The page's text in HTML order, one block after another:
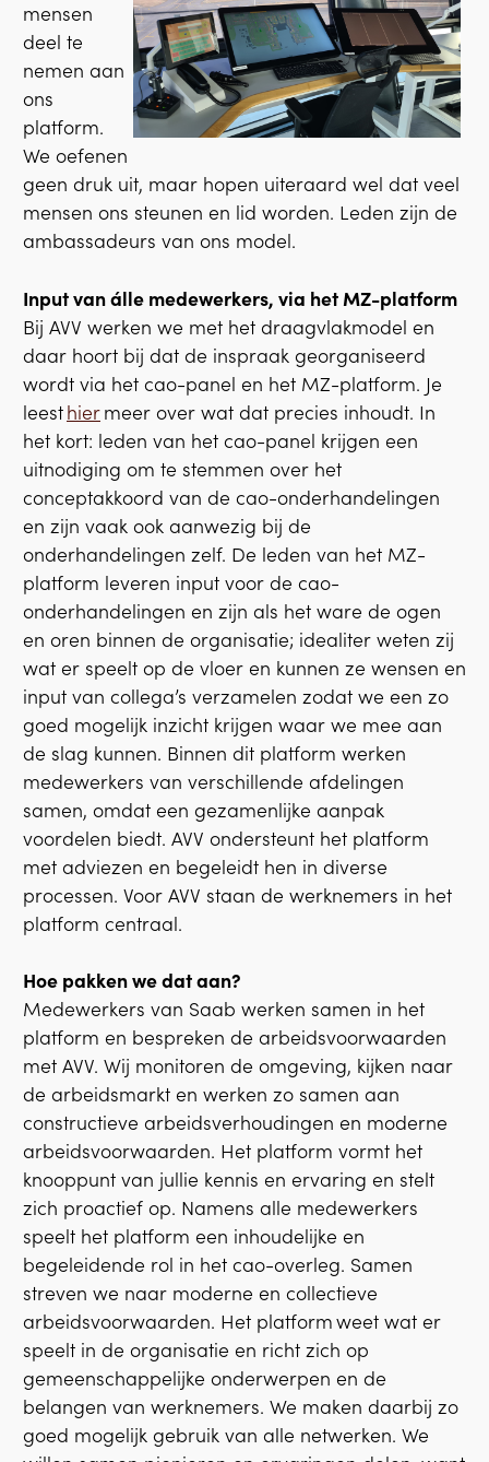
mensen
deel te
nemen aan
ons
platform.
We oefenen
geen druk uit, maar hopen uiteraard wel dat veel
mensen ons steunen en lid worden. Leden zijn de
ambassadeurs van ons model.
Input van álle medewerkers, via het MZ-platform
Bij AVV werken we met het draagvlakmodel en
daar hoort bij dat de inspraak georganiseerd
wordt via het cao-panel en het MZ-platform. Je
leesthiermeer over wat dat precies inhoudt. In
het kort: leden van het cao-panel krijgen een
uitnodiging om te stemmen over het
conceptakkoord van de cao-onderhandelingen
en zijn vaak ook aanwezig bij de
onderhandelingen zelf. De leden van het MZ-
platform leveren input voor de cao-
onderhandelingen en zijn als het ware de ogen
en oren binnen de organisatie; idealiter weten zij
wat er speelt op de vloer en kunnen ze wensen en
input van collega’s verzamelen zodat we een zo
goed mogelijk inzicht krijgen waar we mee aan
de slag kunnen. Binnen dit platform werken
medewerkers van verschillende afdelingen
samen, omdat een gezamenlijke aanpak
voordelen biedt. AVV ondersteunt het platform
met adviezen en begeleidt hen in diverse
processen. Voor AVV staan de werknemers in het
platform centraal.
Hoe pakken we dat aan?
Medewerkers van Saab werken samen in het
platform en bespreken de arbeidsvoorwaarden
met AVV. Wij monitoren de omgeving, kijken naar
de arbeidsmarkt en werken zo samen aan
constructieve arbeidsverhoudingen en moderne
arbeidsvoorwaarden. Het platform vormt het
knooppunt van jullie kennis en ervaring en stelt
zich proactief op. Namens alle medewerkers
speelt het platform een inhoudelijke en
begeleidende rol in het cao-overleg. Samen
streven we naar moderne en collectieve
arbeidsvoorwaarden. Het platform weet wat er
speelt in de organisatie en richt zich op
gemeenschappelijke onderwerpen en de
belangen van werknemers. We maken daarbij zo
goed mogelijk gebruik van alle netwerken. We